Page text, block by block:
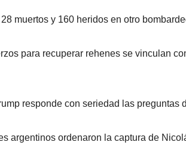
muertos y 160 heridos en otro
para recuperar rehenes se vinculan
responde con seriedad las preguntas
argentinos ordenaron la captura de